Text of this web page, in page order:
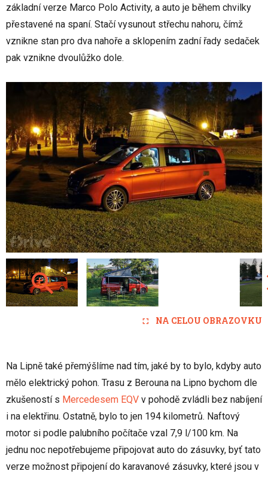
základní verze Marco Polo Activity, a auto je během chvilky
přestavené na spaní. Stačí vysunout střechu nahoru, čímž
vznikne stan pro dva nahoře a sklopením zadní řady sedaček
pak vznikne dvoulůžko dole.
NA CELOU OBRAZOVKU
Na Lipně také přemýšlíme nad tím, jaké by to bylo, kdyby auto
mělo elektrický pohon. Trasu z Berouna na Lipno bychom dle
zkušeností s Mercedesem EQV v pohodě zvládli bez nabíjení
i na elektřinu. Ostatně, bylo to jen 194 kilometrů. Naftový
motor si podle palubního počítače vzal 7,9 l/100 km. Na
jednu noc nepotřebujeme připojovat auto do zásuvky, byť tato
verze možnost připojení do karavanové zásuvky, které jsou v